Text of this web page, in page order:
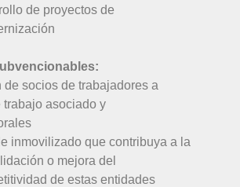
de proyectos de
socios de trabajadores a
asociado y
inmovilizado que contribuya a la
o mejora del
de estas entidades